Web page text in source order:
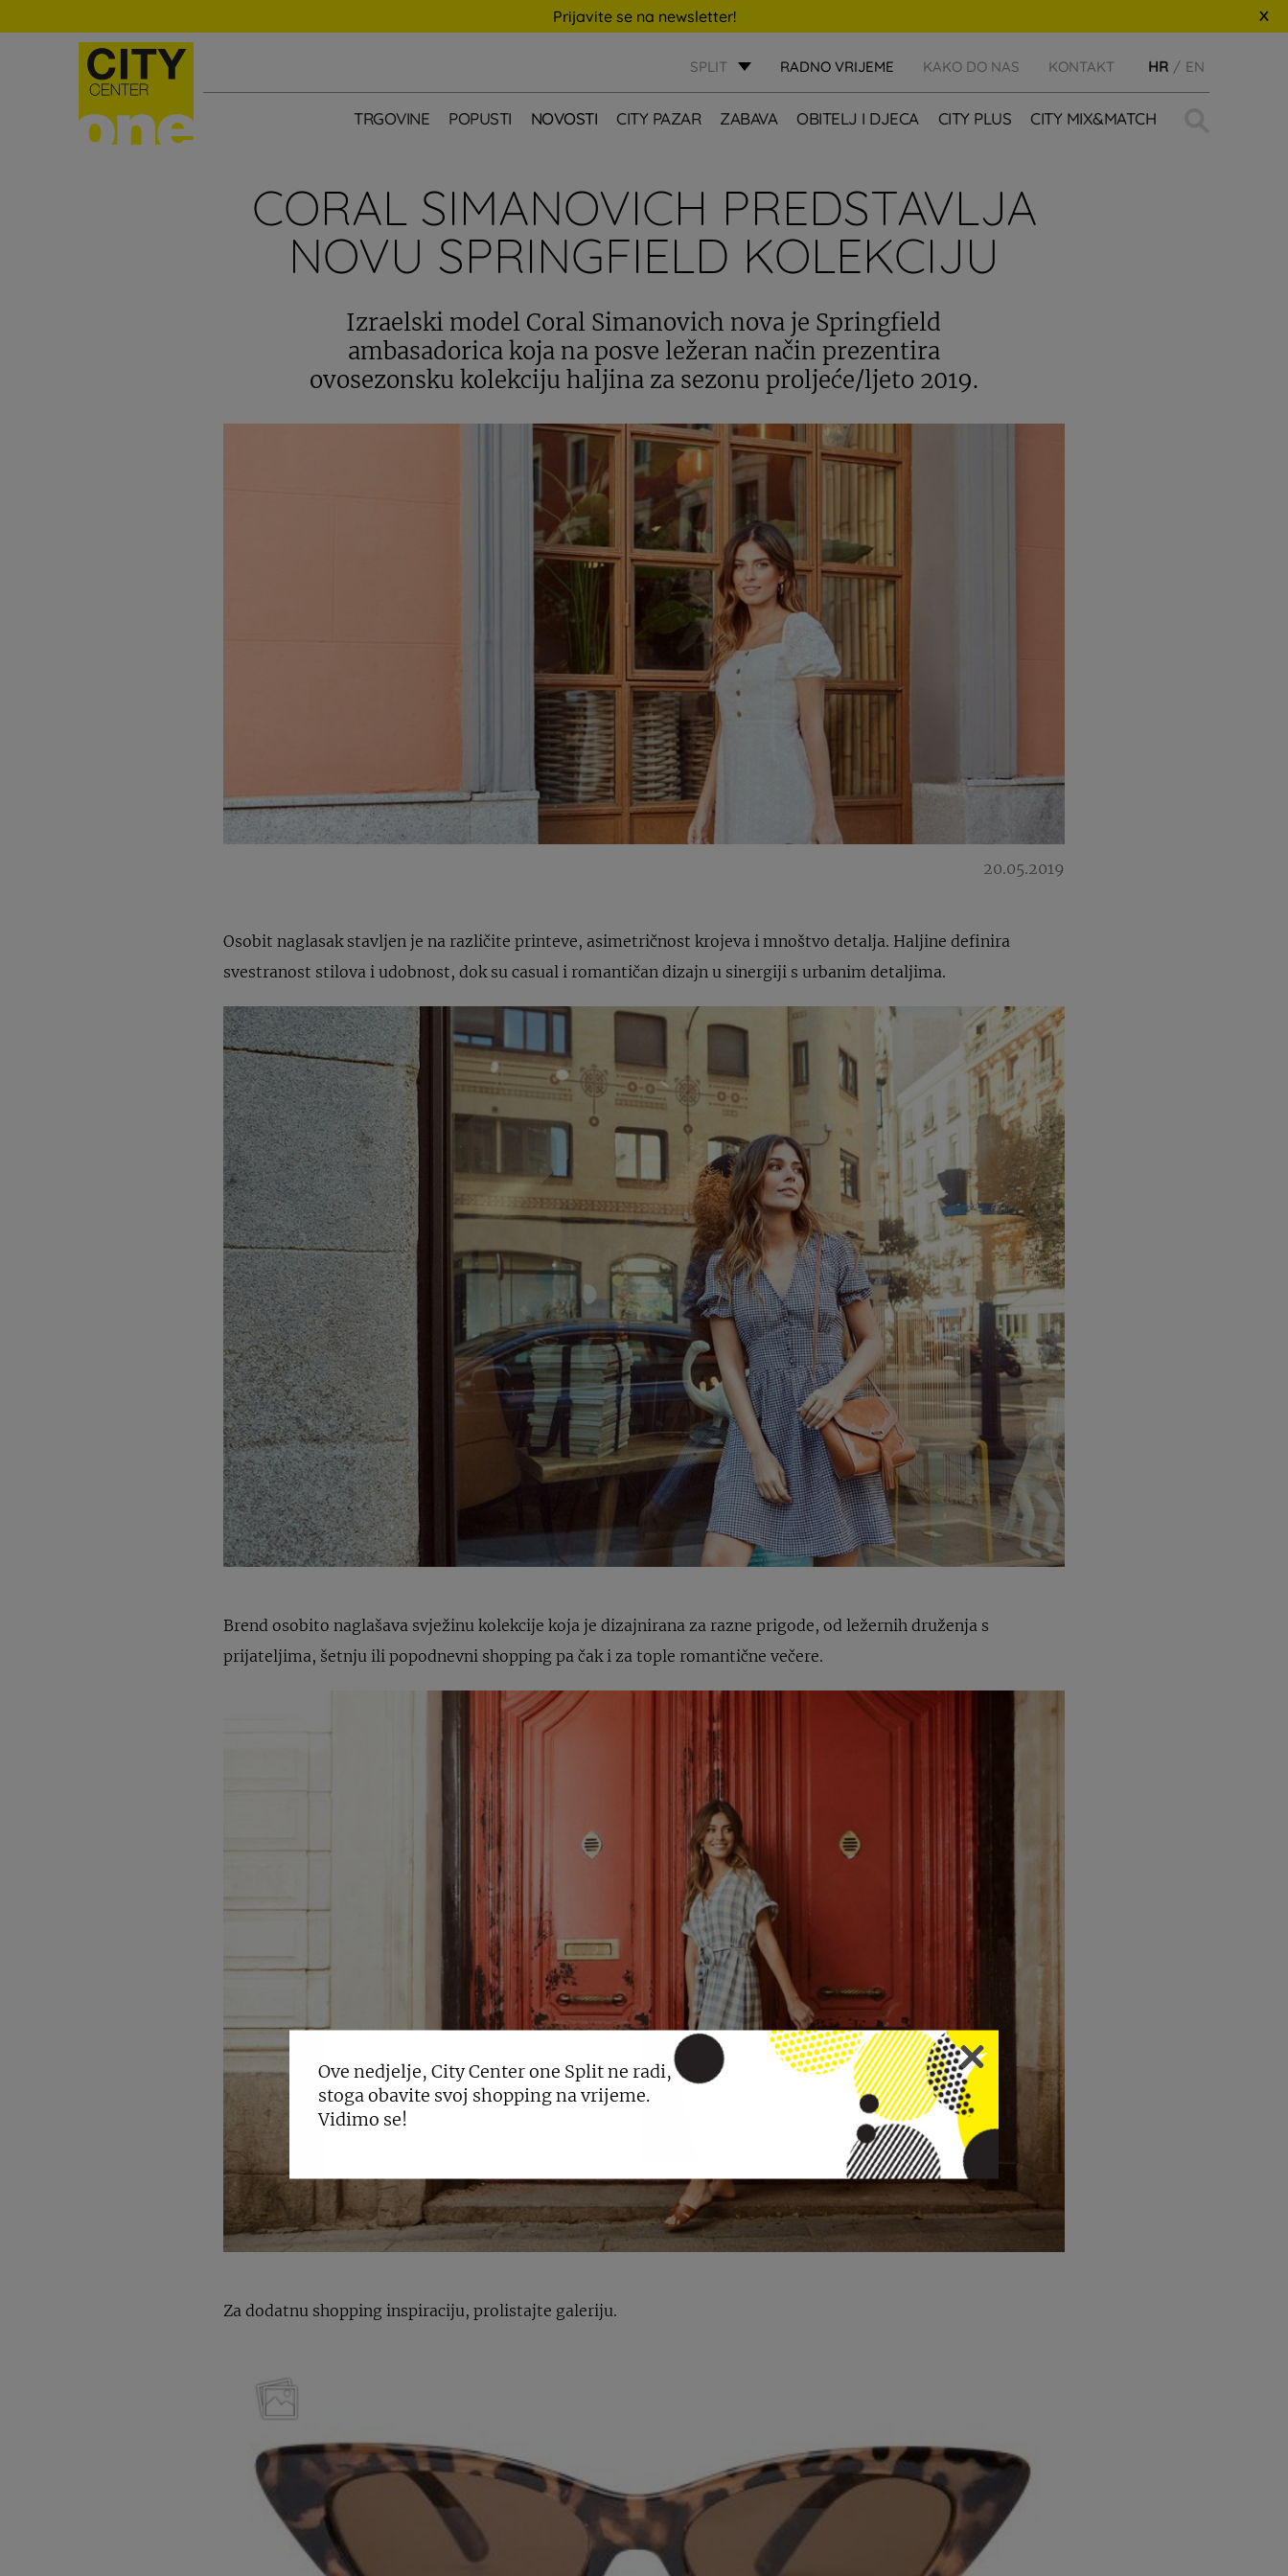
Prijavite se na newsletter!
SPLIT RADNO VRIJEME KAKO DO NAS KONTAKT HR EN
TRGOVINE POPUSTI NOVOSTI CITY PAZAR ZABAVA OBITELJ I DJECA CITY PLUS CITY MIX&MATCH
CORAL SIMANOVICH PREDSTAVLJA
NOVU SPRINGFIELD KOLEKCIJU
Izraelski model Coral Simanovich nova je Springfield
ambasadorica koja na posve ležeran način prezentira
ovosezonsku kolekciju haljina za sezonu proljeće/ljeto 2019.
20.05.2019
Osobit naglasak stavljen je na različite printeve, asimetričnost krojeva i mnoštvo detalja. Haljine definira
svestranost stilova i udobnost, dok su casual i romantičan dizajn u sinergiji s urbanim detaljima.
Brend osobito naglašava svježinu kolekcije koja je dizajnirana za razne prigode, od ležernih druženja s
prijateljima, šetnju ili popodnevni shopping pa čak i za tople romantične večere.
Za dodatnu shopping inspiraciju, prolistajte galeriju.
Ove nedjelje, City Center one Split ne radi,
stoga obavite svoj shopping na vrijeme.
Vidimo se!